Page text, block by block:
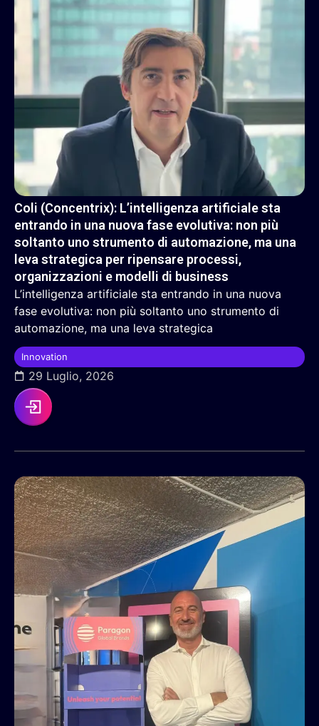
Coli (Concentrix): L’intelligenza artificiale sta
entrando in una nuova fase evolutiva: non più
soltanto uno strumento di automazione, ma una
leva strategica per ripensare processi,
organizzazioni e modelli di business
L’intelligenza artificiale sta entrando in una nuova
fase evolutiva: non più soltanto uno strumento di
automazione, ma una leva strategica
Innovation
29 Luglio, 2026